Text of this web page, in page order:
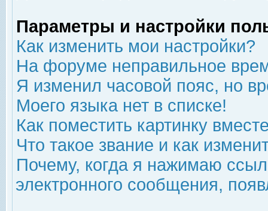
Параметры и настройки
Как изменить мои настройки?
На форуме неправильное
Я изменил часовой пояс, но
Моего языка нет в списке!
Как поместить картинку
Что такое звание и как
Почему, когда я нажимаю
электронного сообщения,